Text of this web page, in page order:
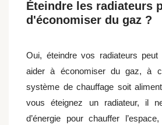
Éteindre les radiateurs
d'économiser du gaz ?
Oui, éteindre vos radiateurs peut
aider à économiser du gaz, à
système de chauffage soit
vous éteignez un radiateur, il
d’énergie pour chauffer